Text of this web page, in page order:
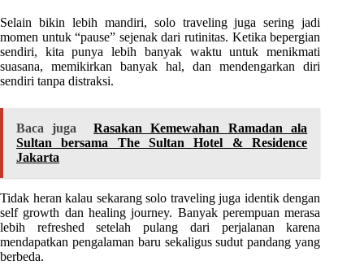
Selain bikin lebih mandiri, solo traveling juga sering jadi
momen untuk “pause” sejenak dari rutinitas. Ketika bepergian
sendiri, kita punya lebih banyak waktu untuk menikmati
suasana, memikirkan banyak hal, dan mendengarkan diri
sendiri tanpa distraksi.
Baca juga
Rasakan Kemewahan Ramadan ala
Sultan bersama The Sultan Hotel & Residence
Jakarta
Tidak heran kalau sekarang solo traveling juga identik dengan
self growth dan healing journey. Banyak perempuan merasa
lebih refreshed setelah pulang dari perjalanan karena
mendapatkan pengalaman baru sekaligus sudut pandang yang
berbeda.